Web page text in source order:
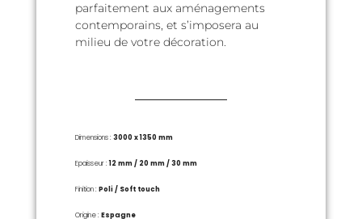
parfaitement aux aménagements
contemporains, et s’imposera au
milieu de votre décoration.
Dimensions : 3000 x 1350 mm
Epaisseur :12 mm / 20 mm / 30 mm
Finition : Poli / Soft touch
Origine : Espagne